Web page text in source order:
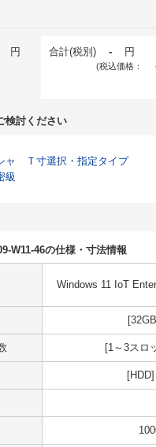
円 合計(税別) - 円
(税込価格：
検討ください
ャ Ｔ寸選択・指定タイプ
級
W11-46の仕様・寸法情報
Windows 11 IoT
[1～3スロ